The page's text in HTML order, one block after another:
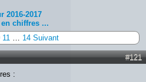
2016-2017
chiffres ...
11 … 14 Suivant
#121
: